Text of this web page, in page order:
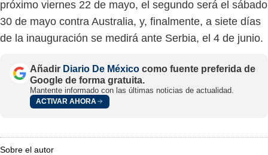
próximo viernes 22 de mayo, el segundo será el sábado
30 de mayo contra Australia, y, finalmente, a siete días
de la inauguración se medirá ante Serbia, el 4 de junio.
Añadir Diario De México como fuente preferida de
Google de forma gratuita.
Mantente informado con las últimas noticias de actualidad.
ACTIVAR AHORA
Sobre el autor